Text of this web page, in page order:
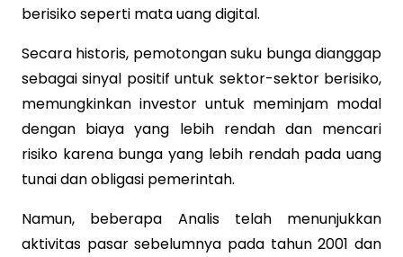
berisiko seperti mata uang digital.
Secara historis, pemotongan suku bunga dianggap
sebagai sinyal positif untuk sektor-sektor berisiko,
memungkinkan investor untuk meminjam modal
dengan biaya yang lebih rendah dan mencari
risiko karena bunga yang lebih rendah pada uang
tunai dan obligasi pemerintah.
Namun, beberapa Analis telah menunjukkan
aktivitas pasar sebelumnya pada tahun 2001 dan